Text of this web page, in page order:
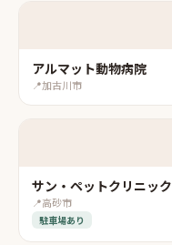
アルマット動物病院
📍加古川市
サン・ペットクリニック
📍高砂市
駐車場あり